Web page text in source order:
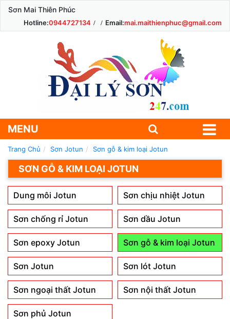
Sơn Mai Thiên Phúc
Hotline:0944727134 Email:mai.maithienphuc@gmail.com
MENU
Trang Chủ Sơn Jotun Sơn gỗ & kim loại Jotun
SƠN GỖ & KIM LOẠI JOTUN
Dung môi Jotun Sơn chịu nhiệt Jotun
Sơn chống rỉ Jotun Sơn dầu Jotun
Sơn epoxy Jotun Sơn gỗ & kim loại Jotun
Sơn Jotun Sơn lót Jotun
Sơn ngoại thất Jotun Sơn nội thất Jotun
Sơn phủ Jotun